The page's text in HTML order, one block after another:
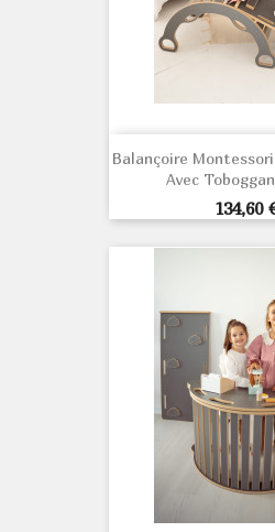
Balançoire
Avec
Prix
134,60